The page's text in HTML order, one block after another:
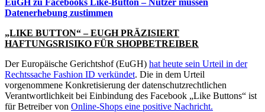
Datenerhebung zustimmen
„LIKE BUTTON“ – EUGH PRÄZISIERT
HAFTUNGSRISIKO FÜR SHOPBETREIBER
Der Europäische Gerichtshof (EuGH) hat heute sein Urteil in der
Rechtssache Fashion ID verkündet. Die in dem Urteil
vorgenommene Konkretisierung der datenschutzrechtlichen
Verantwortlichkeit bei Einbindung des Facebook „Like Buttons“ ist
für Betreiber von Online-Shops eine positive Nachricht.